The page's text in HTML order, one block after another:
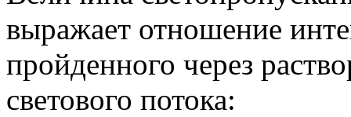
выражает отношение
пройденного через
светового потока: